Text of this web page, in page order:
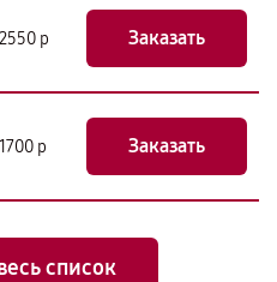
2550 р Заказать
1700 р Заказать
список